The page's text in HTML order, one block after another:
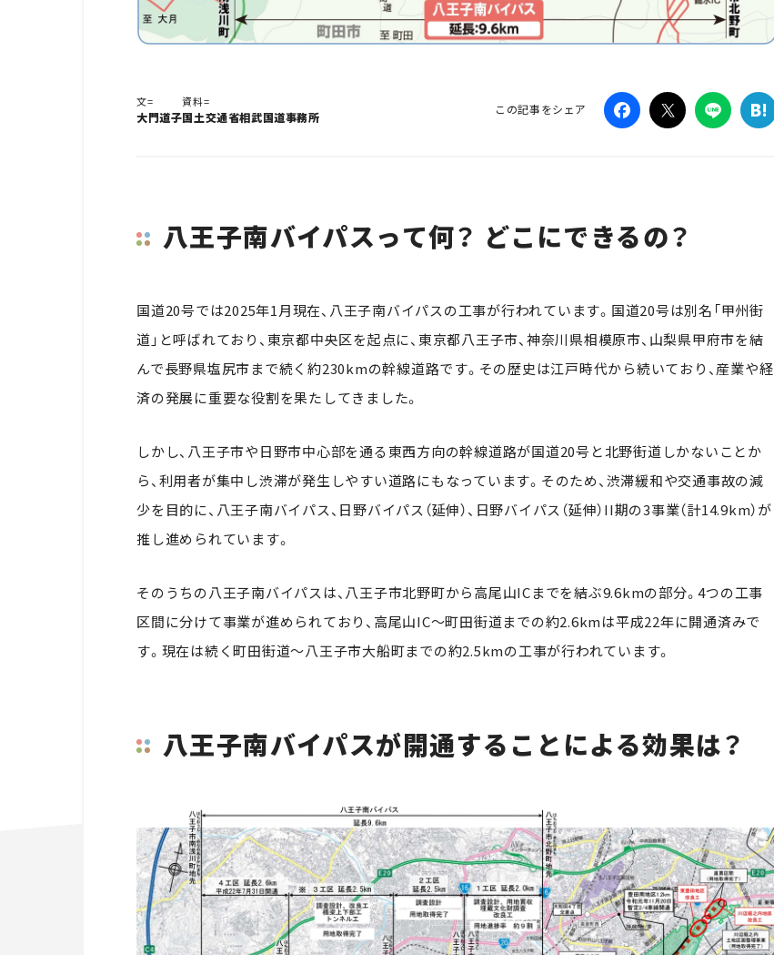
文=
大門道子
資料=
国土交通省相武国道事務所
この記事をシェア
八王子南バイパスって何？ どこにできるの？
国道20号では2025年1月現在、八王子南バイパスの工事が行われています。国道20号は別名「甲州街
道」と呼ばれており、東京都中央区を起点に、東京都八王子市、神奈川県相模原市、山梨県甲府市を結
んで長野県塩尻市まで続く約230kmの幹線道路です。その歴史は江戸時代から続いており、産業や経
済の発展に重要な役割を果たしてきました。
しかし、八王子市や日野市中心部を通る東西方向の幹線道路が国道20号と北野街道しかないことか
ら、利用者が集中し渋滞が発生しやすい道路にもなっています。そのため、渋滞緩和や交通事故の減
少を目的に、八王子南バイパス、日野バイパス（延伸）、日野バイパス（延伸）II期の3事業（計14.9km）が
推し進められています。
そのうちの八王子南バイパスは、八王子市北野町から高尾山ICまでを結ぶ9.6kmの部分。4つの工事
区間に分けて事業が進められており、高尾山IC〜町田街道までの約2.6kmは平成22年に開通済みで
す。現在は続く町田街道〜八王子市大船町までの約2.5kmの工事が行われています。
八王子南バイパスが開通することによる効果は？